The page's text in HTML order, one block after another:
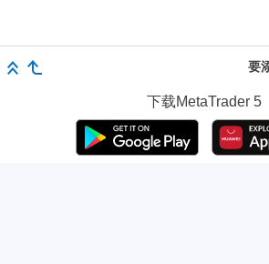
要
下载MetaTrader 5